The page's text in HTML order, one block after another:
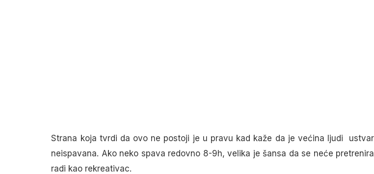
Strana koja tvrdi da ovo ne postoji je u pravu kad kaže da je većina ljudi
neispavana. Ako neko spava redovno 8-9h, velika je šansa da se neće
radi kao rekreativac.